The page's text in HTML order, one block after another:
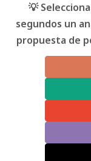
💡
segundos un
propuesta de